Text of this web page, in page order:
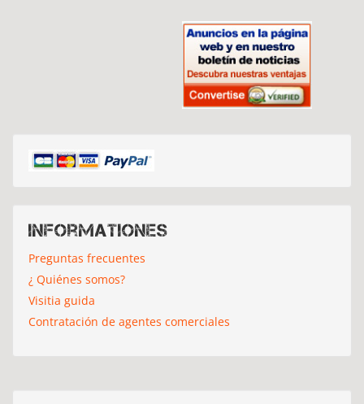
Informationes
Preguntas frecuentes
¿ Quiénes somos?
Visitia guida
Contratación de agentes comerciales